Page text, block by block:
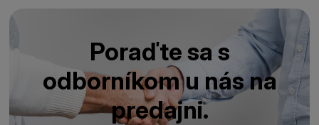
Poraďte sa s
odborníkom u nás na
predajni.